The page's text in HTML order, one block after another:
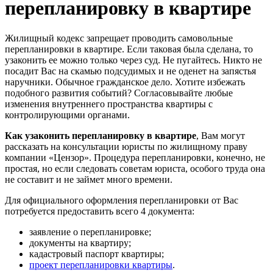
перепланировку в квартире
Жилищный кодекс запрещает проводить самовольные
перепланировки в квартире. Если таковая была сделана, то
узаконить ее можно только через суд. Не пугайтесь. Никто не
посадит Вас на скамью подсудимых и не оденет на запястья
наручники. Обычное гражданское дело. Хотите избежать
подобного развития событий? Согласовывайте любые
изменения внутреннего пространства квартиры с
контролирующими органами.
Как узаконить перепланировку в квартире, Вам могут
рассказать на консультации юристы по жилищному праву
компании «Цензор». Процедура перепланировки, конечно, не
простая, но если следовать советам юриста, особого труда она
не составит и не займет много времени.
Для официального оформления перепланировки от Вас
потребуется предоставить всего 4 документа:
заявление о перепланировке;
документы на квартиру;
кадастровый паспорт квартиры;
проект перепланировки квартиры.